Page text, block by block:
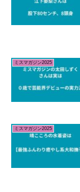
ミスマガジン2025
ミスマガジン2025